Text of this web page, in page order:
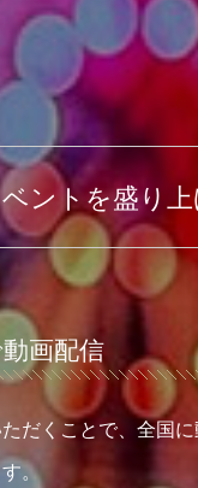
ントを盛り
画配信
だくことで、全国
。